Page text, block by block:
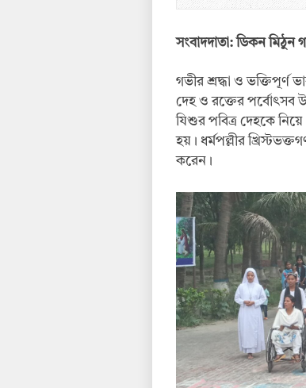
সংবাদদাতা: ডিকন মিঠুন
গভীর শ্রদ্ধা ও ভক্তিপূর্ণ
দেহ ও রক্তের পর্বোৎসব
যিশুর পবিত্র দেহকে
হয়। ধর্মপল্লীর
করেন।